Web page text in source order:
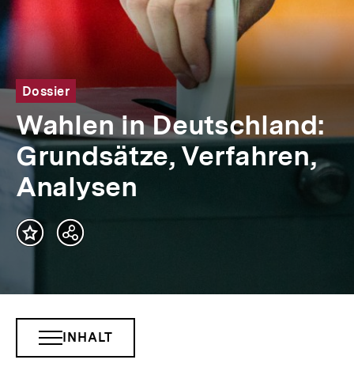
Dossier
Wahlen in Deutschland:
Grundsätze, Verfahren,
Analysen
Teilen
INHALTSNAVIGATION
ÖFFNEN
INHALT